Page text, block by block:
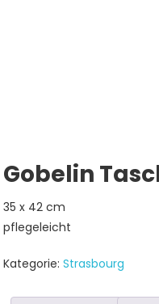
Gobelin
35 x 42 cm
pflegeleicht
Kategorie:Strasbourg